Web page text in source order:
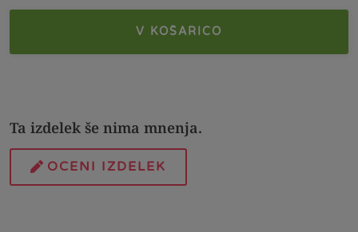
V KOŠARICO
Ta izdelek še nima mnenja.
OCENI IZDELEK